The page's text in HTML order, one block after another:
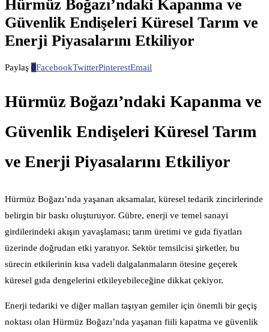
Hürmüz Boğazı’ndaki Kapanma ve
Güvenlik Endişeleri Küresel Tarım ve
Enerji Piyasalarını Etkiliyor
Paylaş 0FacebookTwitterPinterestEmail
Hürmüz Boğazı’ndaki Kapanma ve
Güvenlik Endişeleri Küresel Tarım
ve Enerji Piyasalarını Etkiliyor
Hürmüz Boğazı’nda yaşanan aksamalar, küresel tedarik zincirlerinde
belirgin bir baskı oluşturuyor. Gübre, enerji ve temel sanayi
girdilerindeki akışın yavaşlaması; tarım üretimi ve gıda fiyatları
üzerinde doğrudan etki yaratıyor. Sektör temsilcisi şirketler, bu
sürecin etkilerinin kısa vadeli dalgalanmaların ötesine geçerek
küresel gıda dengelerini etkileyebileceğine dikkat çekiyor.
Enerji tedariki ve diğer malları taşıyan gemiler için önemli bir geçiş
noktası olan Hürmüz Boğazı’nda yaşanan fiili kapatma ve güvenlik